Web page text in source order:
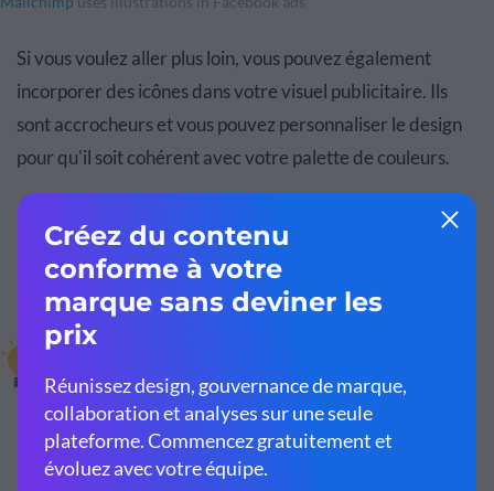
Si vous voulez aller plus loin, vous pouvez également
incorporer des icônes dans votre visuel publicitaire. Ils
sont accrocheurs et vous pouvez personnaliser le design
pour qu'il soit cohérent avec votre palette de couleurs.
Un autre avantage de l'utilisation d'icônes est qu'elles
peuvent vous aider à économiser beaucoup d'espace en
remplaçant le texte dans certaines zones.
Conseil de pro :Si vous utilisez plusieurs
icônes dans un visuel, assurez-vous de choisir
un style d'icône cohérent. L'utilisation de